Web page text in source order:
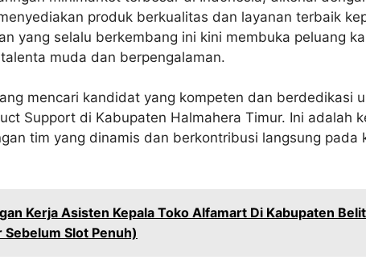
produk berkualitas dan layanan terbaik
yang selalu berkembang ini kini membuka peluang
muda dan berpengalaman.
mencari kandidat yang kompeten dan berdedikasi
Support di Kabupaten Halmahera Timur. Ini adalah
tim yang dinamis dan berkontribusi langsung pada
Kerja Asisten Kepala Toko Alfamart Di Kabupaten
Slot Penuh)